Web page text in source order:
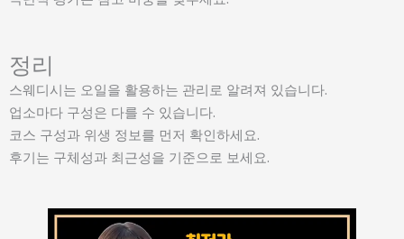
정리
스웨디시는 오일을 활용하는 관리로 알려져 있습니다.
업소마다 구성은 다를 수 있습니다.
코스 구성과 위생 정보를 먼저 확인하세요.
후기는 구체성과 최근성을 기준으로 보세요.